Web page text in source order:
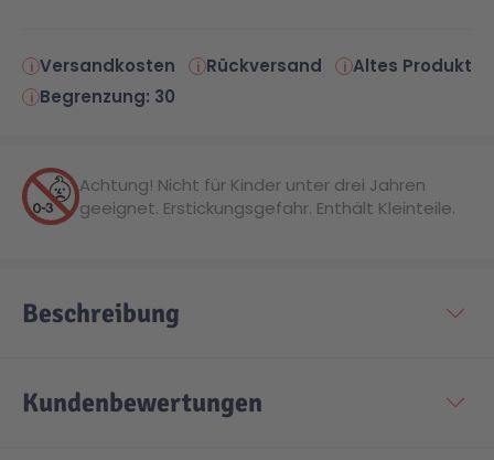
NINJAGO®
Speed Champions
Super Mario
VW
Wiltopia
Cars
Versandkosten Rückversand
Altes Produkt
Begrenzung: 30
Achtung! Nicht für Kinder unter drei Jahren
geeignet. Erstickungsgefahr. Enthält Kleinteile.
Beschreibung
Kundenbewertungen